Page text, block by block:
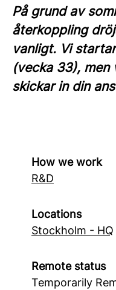
På grund av
återkoppling
vanligt. Vi
(vecka 33), men
skickar in din
How we work
R&D
Locations
Stockholm - HQ
Remote status
Temporarily